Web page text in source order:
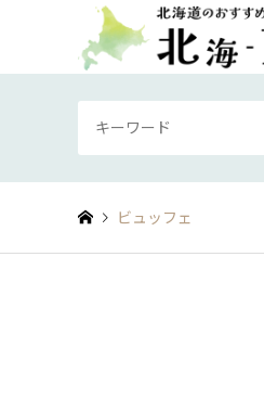
ビュッフェ